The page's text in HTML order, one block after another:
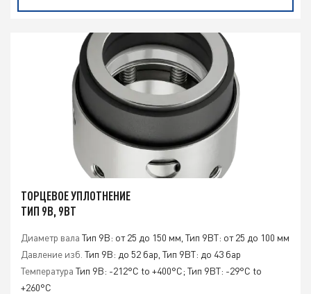
ТОРЦЕВОЕ УПЛОТНЕНИЕ
ТИП 9B, 9BT
Диаметр вала Тип 9B: от 25 до 150 мм, Тип 9BT: от 25 до 100 мм
Давление изб. Тип 9B: до 52 бар, Тип 9BT: до 43 бар
Температура Тип 9B: -212°C to +400°C; Тип 9BT: -29°C to
+260°C